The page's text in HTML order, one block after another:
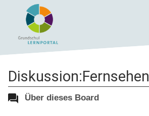
Diskussion:Fernsehen
Über dieses Board